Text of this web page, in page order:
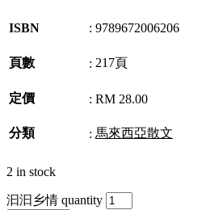
ISBN : 9789672006206
頁數 : 217頁
定價 : RM 28.00
分類 : 馬來西亞散文
2 in stock
汩汩乡情 quantity